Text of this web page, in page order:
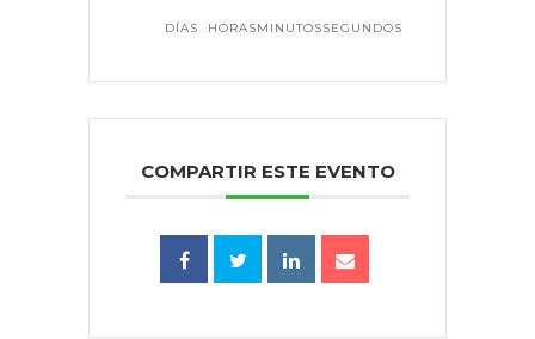
DÍAS HORASMINUTOSSEGUNDOS
COMPARTIR ESTE EVENTO